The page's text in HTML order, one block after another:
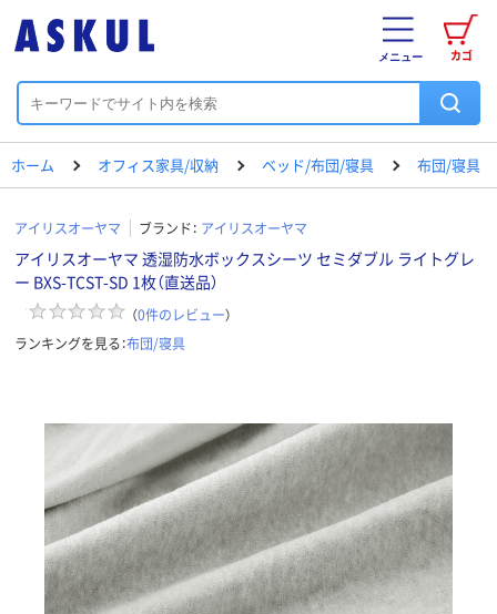
カゴ
メニュー
ホーム オフィス家具/収納 ベッド/布団/寝具 布団/寝具
アイリスオーヤマ ブランド： アイリスオーヤマ
アイリスオーヤマ 透湿防水ボックスシーツ セミダブル ライトグレ
ー BXS-TCST-SD 1枚（直送品）
（0件のレビュー）
ランキングを見る：布団/寝具